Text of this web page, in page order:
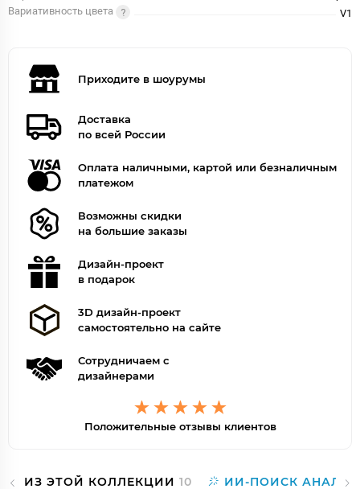
Вариативность цвета
V1
Приходите в шоурумы
Доставка
по всей России
Оплата наличными, картой или безналичным
платежом
Возможны скидки
на большие заказы
Дизайн-проект
в подарок
3D дизайн-проект
самостоятельно на сайте
Сотрудничаем с
дизайнерами
Положительные отзывы клиентов
ИЗ ЭТОЙ КОЛЛЕКЦИИ 10 ИИ-ПОИСК